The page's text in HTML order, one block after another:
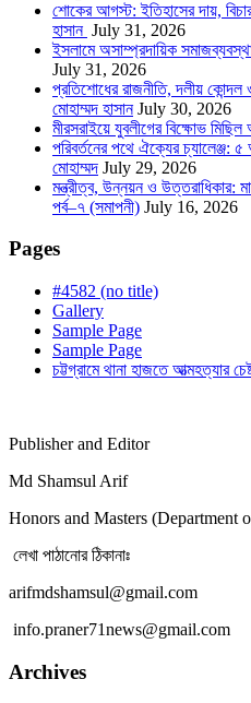
শোকের আগস্ট: ইতিহাসের দায়,
হাসান July 31, 2026
ইসলামে অসাম্প্রদায়িক
July 31, 2026
প্রতিশোধের রাজনীতি, দলীয়
মোহাম্মদ হাসান July 30, 2026
মীরসরাইয়ে যুবলীগের বিক্ষোভ মিছিল
পরিবর্তনের পথে ঐক্যের চ্যালেঞ্জ: ৫
মোহাম্মদ July 29, 2026
মন্ত্রীত্ব, উন্নয়ন ও উত্তরাধিকার:
পর্ব–৭ (সমাপনী) July 16, 2026
Pages
#4582 (no title)
Gallery
Sample Page
Sample Page
চট্টগ্রামে থানা হাজতে আত্মহত্যার
Publisher and Editor
Md Shamsul Arif
Honors and Masters (Department
লেখা পাঠানোর ঠিকানাঃ
arifmdshamsul@gmail.com
info.praner71news@gmail.com
Archives